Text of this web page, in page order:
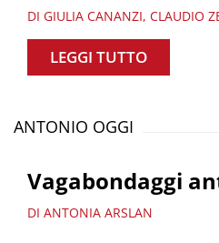
DI GIULIA CANANZI, CLAUDIO
LEGGI TUTTO
ANTONIO OGGI
Vagabondaggi
DI ANTONIA ARSLAN